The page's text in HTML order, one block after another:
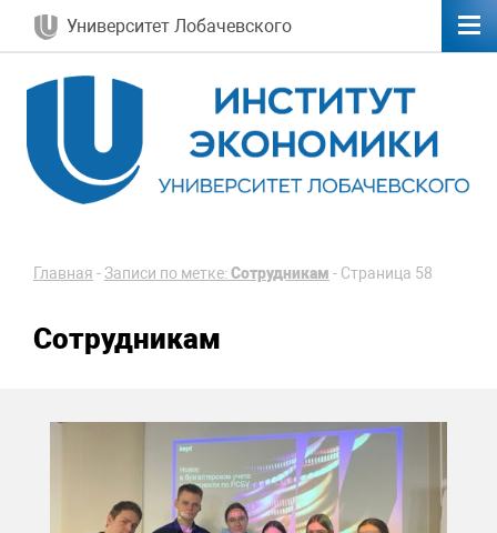
Университет Лобачевского
Главная -Записи по метке: Сотрудникам - Страница 58
Сотрудникам